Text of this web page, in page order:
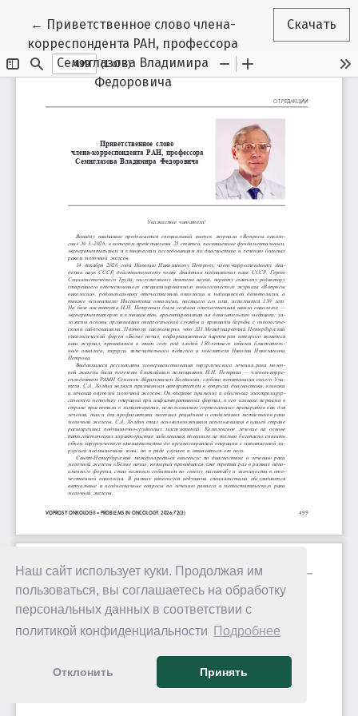
Наш сайт использует куки. Продолжая им
пользоваться, вы соглашаетесь на обработку
персональных данных в соответствии с
политикой конфиденциальности
Подробнее
Отклонить Принять
← Вернуться к Подробностям о статье
Приветственное слово члена-
корреспондента РАН, профессора
Семиглазова Владимира
Федоровича
Скачать